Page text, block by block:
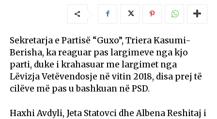
Sekretarja e Partisë “Guxo”, Triera Kasumi-
Berisha, ka reaguar pas largimeve nga kjo
parti, duke i krahasuar me largimet nga
Lëvizja Vetëvendosje në vitin 2018, disa prej të
cilëve më pas u bashkuan në PSD.
Haxhi Avdyli, Jeta Statovci dhe Albena Reshitaj i